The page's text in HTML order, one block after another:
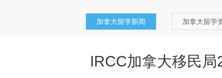
加拿大留学新闻 加拿大留学
IRCC加拿大移民